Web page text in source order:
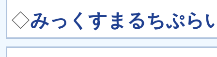
◇みっくすまるちぷら